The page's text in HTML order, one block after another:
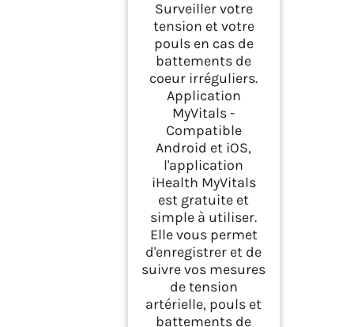
Surveiller votre
tension et votre
pouls en cas de
battements de
coeur irréguliers.
Application
MyVitals -
Compatible
Android et iOS,
l'application
iHealth MyVitals
est gratuite et
simple à utiliser.
Elle vous permet
d'enregistrer et de
suivre vos mesures
de tension
artérielle, pouls et
battements de